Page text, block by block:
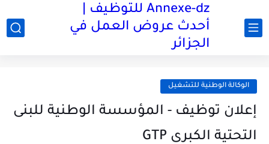
Annexe-dz للتوظيف |
أحدث عروض العمل في
الجزائر
الوكالة الوطنية للتشغيل
إعلان توظيف - المؤسسة الوطنية للبنى
التحتية الكبرى GTP